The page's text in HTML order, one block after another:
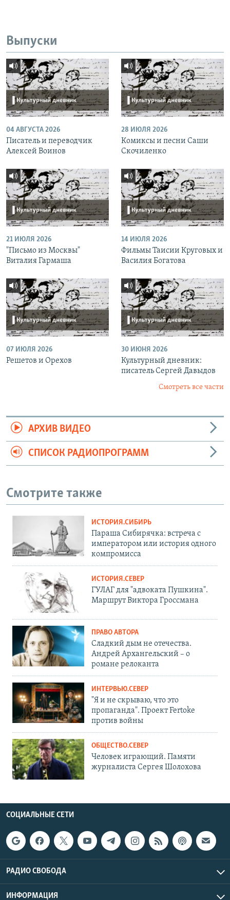
Выпуски
04 АВГУСТА 2026
Писатель и переводчик
Алексей Воинов
28 ИЮЛЯ 2026
Комиксы и песни Саши
Скочиленко
21 ИЮЛЯ 2026
"Письмо из Москвы"
Виталия Гармаша
14 ИЮЛЯ 2026
Фильмы Таисии Круговых и
Василия Богатова
07 ИЮЛЯ 2026
Решетов и Орехов
30 ИЮНЯ 2026
Культурный дневник:
писатель Сергей Давыдов
Смотреть все части
АРХИВ ВИДЕО
СПИСОК РАДИОПРОГРАММ
Смотрите также
ИСТОРИЯ.СИБИРЬ
Параша Сибирячка: встреча с
императором или история одного
компромисса
ИСТОРИЯ.СЕВЕР
ГУЛАГ для "адвоката Пушкина".
Маршрут Виктора Гроссмана
ПРАВО АВТОРА
Сладкий дым не отечества.
Андрей Архангельский – о
романе релоканта
ИНТЕРВЬЮ.СЕВЕР
"Я и не скрываю, что это
пропаганда". Проект Fertoke
против войны
ОБЩЕСТВО.СЕВЕР
Человек играющий. Памяти
журналиста Сергея Шолохова
СОЦИАЛЬНЫЕ СЕТИ
РАДИО СВОБОДА
ИНФОРМАЦИЯ